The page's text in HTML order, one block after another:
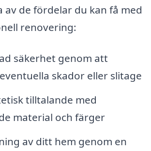
av de fördelar du kan få med
renovering:
säkerhet genom att
skador eller slitage
tilltalande med
material och färger
av ditt hem genom en